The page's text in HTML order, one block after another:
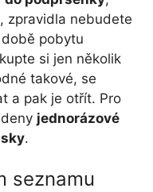
zpravidla nebudete
pobytu
si jen několik
takové, se
a pak je otřít. Pro
jednorázové
.
seznamu